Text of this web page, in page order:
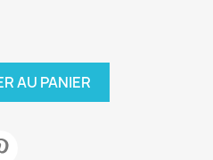
AU PANIER